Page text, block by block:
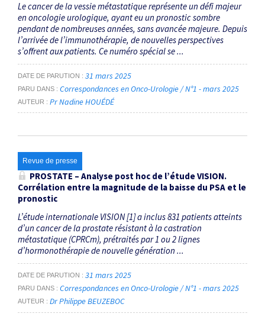
Le cancer de la vessie métastatique représente un défi majeur
en oncologie urologique, ayant eu un pronostic sombre
pendant de nombreuses années, sans avancée majeure. Depuis
l’arrivée de l’immunothérapie, de nouvelles perspectives
s’offrent aux patients. Ce numéro spécial se ...
DATE DE PARUTION 31 mars 2025
PARU DANS Correspondances en Onco-Urologie / N°1 - mars 2025
AUTEUR Pr Nadine HOUÉDÉ
Revue de presse
PROSTATE – Analyse post hoc de l’étude VISION.
Corrélation entre la magnitude de la baisse du PSA et le
pronostic
L’étude internationale VISION [1] a inclus 831 patients atteints
d’un cancer de la prostate résistant à la castration
métastatique (CPRCm), prétraités par 1 ou 2 lignes
d’hormonothérapie de nouvelle génération ...
DATE DE PARUTION 31 mars 2025
PARU DANS Correspondances en Onco-Urologie / N°1 - mars 2025
AUTEUR Dr Philippe BEUZEBOC